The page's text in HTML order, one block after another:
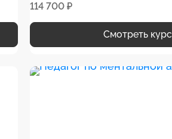
114 700 ₽
Смотреть курс